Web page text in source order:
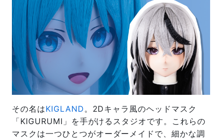
その名はKIGLAND 。2Dキャラ風のヘッドマスク
「KIGURUMI」を手がけるスタジオです。これらの
マスクは一つひとつがオーダーメイドで、細かな調